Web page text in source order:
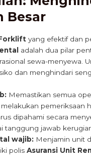
Besar
yang efektif dan
adalah dua pilar
sewa-menyewa.
dan menghindari
Memastikan semua
pemeriksaan
dipahami secara
tanggung jawab
wajib: Menjamin unit
polisAsuransi Unit